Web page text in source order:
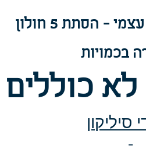
- הסתת 5 חולון
בכמויות
סיליקון
-